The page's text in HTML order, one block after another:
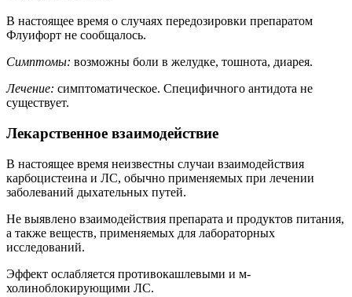
В настоящее время о случаях передозировки препаратом
Флуифорт не сообщалось.
Симптомы: возможны боли в желудке, тошнота, диарея.
Лечение: cимптоматическое. Специфичного антидота не
существует.
Лекарственное взаимодействие
В настоящее время неизвестны случаи взаимодействия
карбоцистеина и ЛС, обычно применяемых при лечении
заболеваний дыхательных путей.
Не выявлено взаимодействия препарата и продуктов питания,
а также веществ, применяемых для лабораторных
исследований.
Эффект ослабляется противокашлевыми и м-
холиноблокирующими ЛС.